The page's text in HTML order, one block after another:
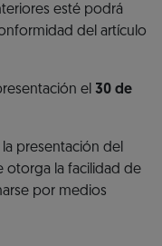
esté podrá
del artículo
el 30 de
presentación del
otorga la facilidad de
por medios